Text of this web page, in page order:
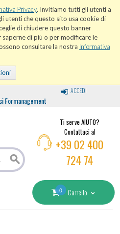
Privacy. Invitiamo tutti gli utenti a
utenti che questo sito usa cookie di
di chiudere questo banner
saperne di più o per modificare le
consultare la nostra Informativa
Formanagement
ACCEDI
Ti serve AIUTO?
Contattaci al
+39 02 400
724 74
0 Carrello